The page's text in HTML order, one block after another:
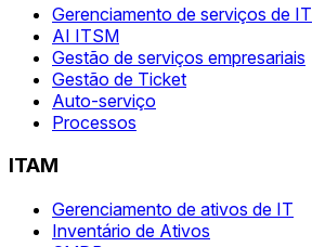
Gerenciamento de serviços de IT
AI ITSM
Gestão de serviços empresariais
Gestão de Ticket
Auto-serviço
Processos
ITAM
Gerenciamento de ativos de IT
Inventário de Ativos